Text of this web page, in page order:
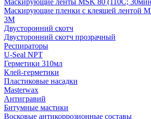
Маскирующие ленты MSK 80 (110С;
Маскирующие пленки с клеящей лентой
3M
Двусторонний скотч
Двусторонний скотч прозрачный
Респираторы
U-Seal NPT
Герметики 310мл
Клей-герметики
Пластиковые насадки
Masterwax
Антигравий
Битумные мастики
Восковые антикоррозионные составы